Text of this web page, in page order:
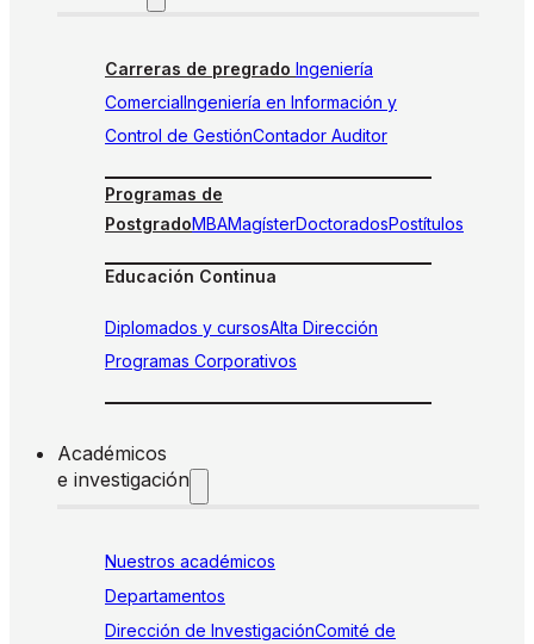
Carreras de pregrado Ingeniería
ComercialIngeniería en Información y
Control de GestiónContador Auditor
Programas de
PostgradoMBAMagísterDoctoradosPostítulos
Educación Continua
Diplomados y cursosAlta Dirección
Programas Corporativos
Académicos
e investigación
Nuestros académicos
Departamentos
Dirección de InvestigaciónComité de